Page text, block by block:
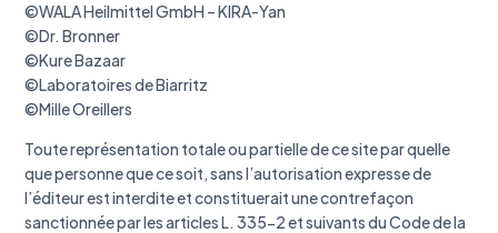
©WALA Heilmittel GmbH – KIRA-Yan
©Dr. Bronner
©Kure Bazaar
©Laboratoires de Biarritz
©Mille Oreillers
Toute représentation totale ou partielle de ce site par quelle
que personne que ce soit, sans l’autorisation expresse de
l’éditeur est interdite et constituerait une contrefaçon
sanctionnée par les articles L. 335-2 et suivants du Code de la